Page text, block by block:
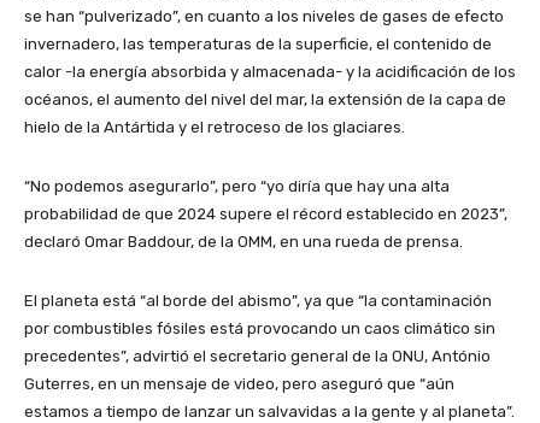
se han “pulverizado”, en cuanto a los niveles de gases de efecto
invernadero, las temperaturas de la superficie, el contenido de
calor -la energía absorbida y almacenada- y la acidificación de los
océanos, el aumento del nivel del mar, la extensión de la capa de
hielo de la Antártida y el retroceso de los glaciares.
“No podemos asegurarlo”, pero “yo diría que hay una alta
probabilidad de que 2024 supere el récord establecido en 2023”,
declaró Omar Baddour, de la OMM, en una rueda de prensa.
El planeta está “al borde del abismo”, ya que “la contaminación
por combustibles fósiles está provocando un caos climático sin
precedentes”, advirtió el secretario general de la ONU, António
Guterres, en un mensaje de video, pero aseguró que “aún
estamos a tiempo de lanzar un salvavidas a la gente y al planeta”.